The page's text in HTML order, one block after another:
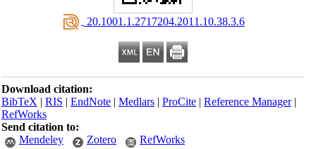
‎ 20.1001.1.2717204.2011.10.38.3.6
Download citation:
BibTeX|RIS|EndNote|Medlars|ProCite|Reference Manager
RefWorks
Send citation to:
Mendeley
Zotero RefWorks